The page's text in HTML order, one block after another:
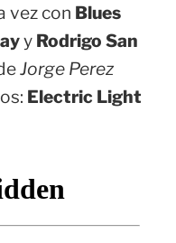
vez con Blues
y Rodrigo San
Jorge Perez
Electric Light